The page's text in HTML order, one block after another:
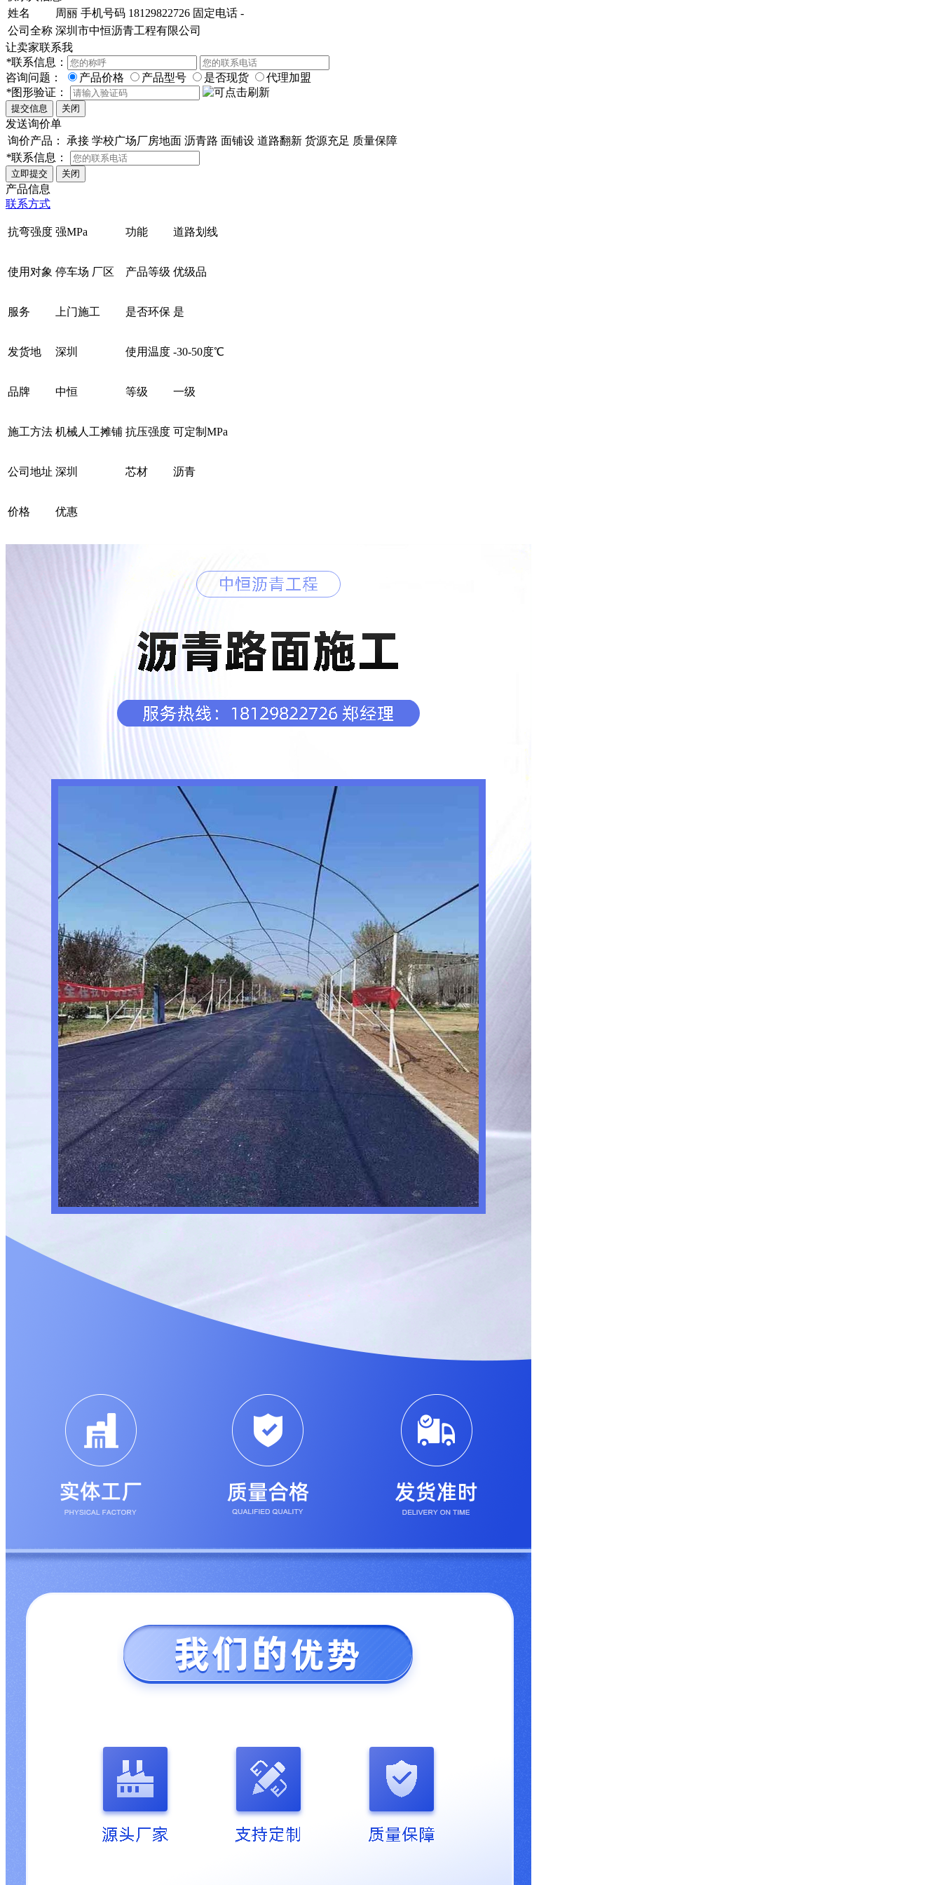
姓名
周丽 手机号码 18129822726 固定电话 -
公司全称 深圳市中恒沥青工程有限公司
让卖家联系我
*联系信息：
咨询问题：
产品价格 产品型号 是否现货
代理加盟
*图形验证：
发送询价单
询价产品：
承接 学校广场厂房地面 沥青路 面铺设 道路翻新 货源充足 质量保障
*联系信息：
产品信息
联系方式
抗弯强度 强MPa 功能 道路划线
使用对象 停车场 厂区 产品等级 优级品
服务 上门施工 是否环保 是
发货地 深圳 使用温度 -30-50度℃
品牌 中恒 等级 一级
施工方法 机械人工摊铺 抗压强度 可定制MPa
公司地址 深圳 芯材 沥青
价格 优惠